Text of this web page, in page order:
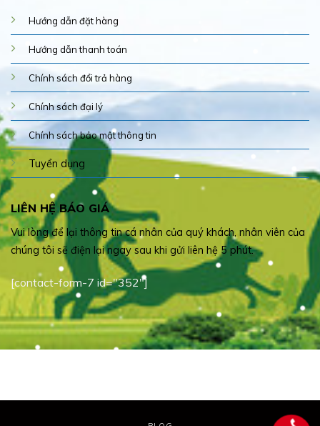
Hướng dẫn đặt hàng
Hướng dẫn thanh toán
Chính sách đổi trả hàng
Chính sách đại lý
Chính sách bảo mật thông tin
Tuyển dụng
LIÊN HỆ BÁO GIÁ
Vui lòng để lại thông tin cá nhân của quý khách, nhân viên của
chúng tôi sẽ điện lại ngay sau khi gửi liên hệ 5 phút.
[contact-form-7 id="352"]